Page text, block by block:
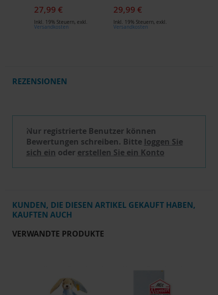
27,99 €
Inkl. 19% Steuern, exkl.
Versandkosten
29,99 €
Inkl. 19% Steuern, exkl.
Versandkosten
REZENSIONEN
Nur registrierte Benutzer können
Bewertungen schreiben. Bitte loggen Sie
sich ein oder erstellen Sie ein Konto
KUNDEN, DIE DIESEN ARTIKEL GEKAUFT HABEN,
KAUFTEN AUCH
VERWANDTE PRODUKTE